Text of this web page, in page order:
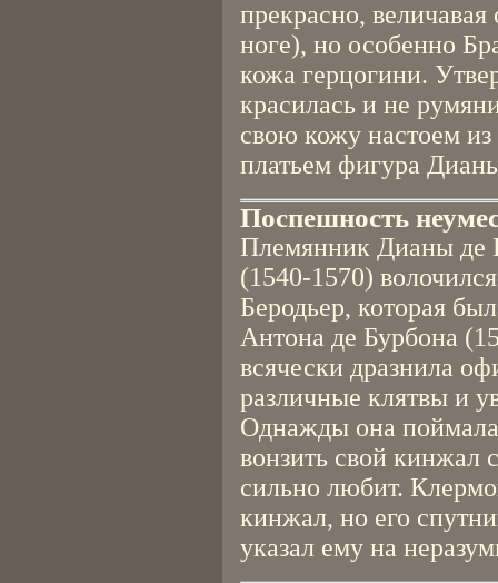
прекрасно,
ноге), но особенно
кожа герцогини.
красилась и не
свою кожу настоем
платьем фигура
Поспешность
Племянник Дианы де
(1540-1570)
Беродьер, которая
Антона де Бурбона
всячески дразнила
различные клятвы и
Однажды она поймала
вонзить свой кинжал
сильно любит.
кинжал, но его
указал ему на